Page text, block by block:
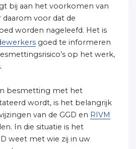
bij aan het voorkomen van
voor dat de
worden nageleefd. Het is
goed te informeren
op het werk,
besmetting met het
wordt, is het belangrijk
van de GGD en RIVM
In die situatie is het
weet met wie zij in uw